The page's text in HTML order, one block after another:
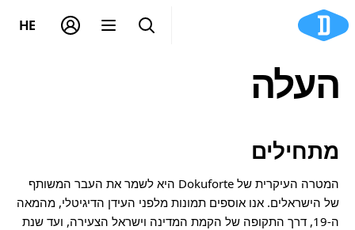
העלה
מתחילים
המטרה העיקרית של Dokuforte היא לשמר את העבר המשותף
של הישראלים. אנו אוספים תמונות מלפני העידן הדיגיטלי, מהמאה
ה-19, דרך התקופה של הקמת המדינה וישראל הצעירה, ועד שנת
HE